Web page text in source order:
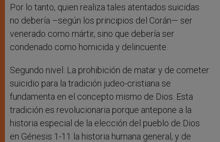
Por lo tanto, quien realiza tales atentados suicidas
no debería –según los principios del Corán— ser
venerado como mártir, sino que debería ser
condenado como homicida y delincuente.
Segundo nivel: La prohibición de matar y de cometer
suicidio para la tradición judeo-cristiana se
fundamenta en el concepto mismo de Dios. Esta
tradición es revolucionaria porque antepone a la
historia especial de la elección del pueblo de Dios
en Génesis 1-11 la historia humana general, y de